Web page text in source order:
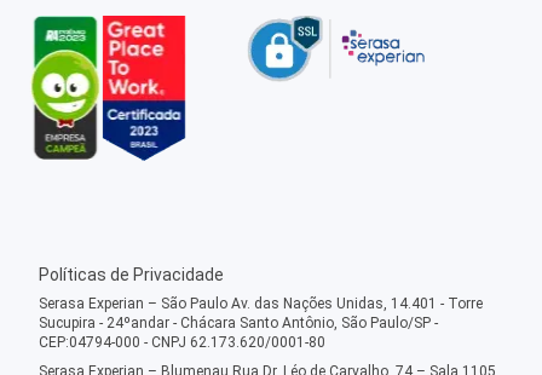
Políticas de Privacidade
Serasa Experian – São Paulo Av. das Nações Unidas, 14.401 - Torre
Sucupira - 24ºandar - Chácara Santo Antônio, São Paulo/SP -
CEP:04794-000 - CNPJ 62.173.620/0001-80
Serasa Experian – Blumenau Rua Dr. Léo de Carvalho, 74 – Sala 1105